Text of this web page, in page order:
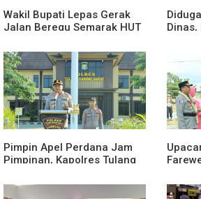
Wakil Bupati Lepas Gerak
Jalan Beregu Semarak HUT
Dinas,
Pimpin Apel Perdana Jam
Pimpinan, Kapolres Tulang
dan Penekanan Pada